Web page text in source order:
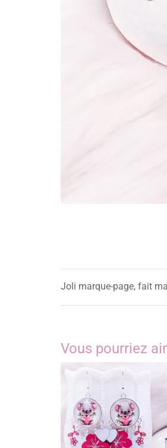
Joli marque-page, fait
Vous pourriez